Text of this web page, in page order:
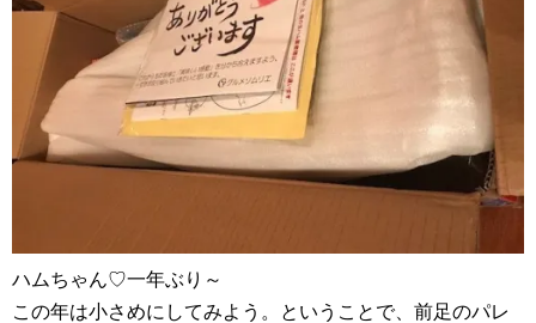
ハムちゃん♡一年ぶり～
この年は小さめにしてみよう。ということで、前足のパレ